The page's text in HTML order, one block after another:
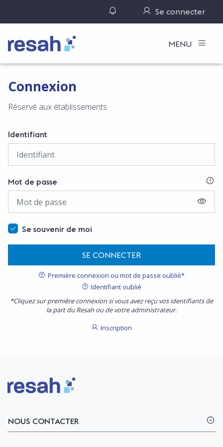
Gérer ses notifications
Se connecter
Logo Resah MENU
Connexion
Réservé aux établissements
Identifiant
Mot de passe
Se souvenir de moi
SE CONNECTER
Première connexion ou mot de passe oublié*
Identifiant oublié
*Cliquez sur première connexion si vous avez reçu vos identifiants de
la part du Resah ou de votre administrateur.
Inscription
Logo Resah
NOUS CONTACTER